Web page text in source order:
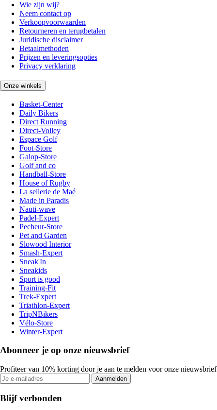
Wie zijn wij?
Neem contact op
Verkoopvoorwaarden
Retourneren en terugbetalen
Juridische disclaimer
Betaalmethoden
Prijzen en leveringsopties
Privacy verklaring
Onze winkels
Basket-Center
Daily Bikers
Direct Running
Direct-Volley
Espace Golf
Foot-Store
Galop-Store
Golf and co
Handball-Store
House of Rugby
La sellerie de Maé
Made in Paradis
Nauti-wave
Padel-Expert
Pecheur-Store
Pet and Garden
Slowood Interior
Smash-Expert
Sneak'In
Sneakids
Sport is good
Training-Fit
Trek-Expert
Triathlon-Expert
TripNBikers
Vélo-Store
Winter-Expert
Abonneer je op onze nieuwsbrief
Profiteer van 10% korting door je aan te melden voor onze nieuwsbrief
Aanmelden
Blijf verbonden